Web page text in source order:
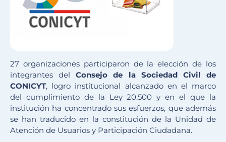
27 organizaciones participaron de la elección de los
integrantes delConsejo de la Sociedad Civil de
CONICYT, logro institucional alcanzado en el marco
del cumplimiento de la Ley 20.500 y en el que la
institución ha concentrado sus esfuerzos, que además
se han traducido en la constitución de la Unidad de
Atención de Usuarios y Participación Ciudadana.